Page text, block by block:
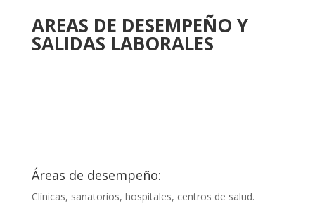
AREAS DE DESEMPEÑO Y
SALIDAS LABORALES
Áreas de desempeño:
Clínicas, sanatorios, hospitales, centros de salud.